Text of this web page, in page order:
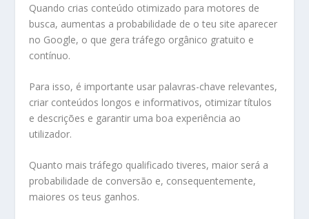
Quando crias conteúdo otimizado para motores de
busca, aumentas a probabilidade de o teu site aparecer
no Google, o que gera tráfego orgânico gratuito e
contínuo.
Para isso, é importante usar palavras-chave relevantes,
criar conteúdos longos e informativos, otimizar títulos
e descrições e garantir uma boa experiência ao
utilizador.
Quanto mais tráfego qualificado tiveres, maior será a
probabilidade de conversão e, consequentemente,
maiores os teus ganhos.